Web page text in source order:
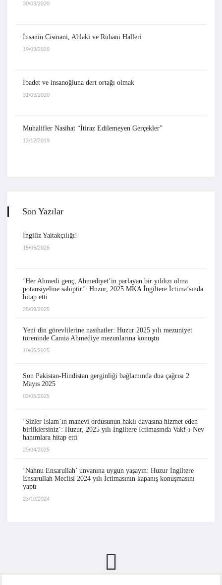
30/03/2020
İnsanin Cismani, Ahlaki ve Ruhani Halleri
19/03/2020
İbadet ve insanoğluna dert ortağı olmak
31/03/2020
Muhalifler Nasihat “İtiraz Edilemeyen Gerçekler”
12/12/2019
Son Yazılar
İngiliz Yaltakçılığı!
15/05/2026
‘Her Ahmedi genç, Ahmediyet’in parlayan bir yıldızı olma
potansiyeline sahiptir’: Huzur, 2025 MKA İngiltere İctima’sında
hitap etti
28/09/2025
Yeni din görevlilerine nasihatler: Huzur 2025 yılı mezuniyet
töreninde Camia Ahmediye mezunlarına konuştu
10/05/2025
Son Pakistan-Hindistan gerginliği bağlamında dua çağrısı 2
Mayıs 2025
03/05/2025
‘Sizler İslam’ın manevi ordusunun haklı davasına hizmet eden
birliklersiniz’: Huzur, 2025 yılı İngiltere İctimasında Vakf-ı-Nev
hanımlara hitap etti
29/04/2025
‘Nahnu Ensarullah’ unvanına uygun yaşayın: Huzur İngiltere
Ensarullah Meclisi 2024 yılı İctimasının kapanış konuşmasını
yaptı
23/10/2024